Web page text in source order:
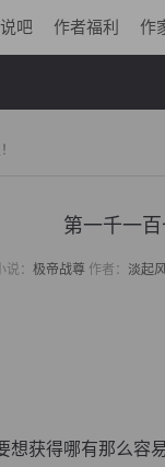
吧 作者福利 作
第一千一
说： 极帝战尊作者： 淡起
获得哪有那么容